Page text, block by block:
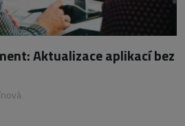
Aktualizace aplikací bez